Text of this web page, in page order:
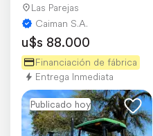
Las Parejas
Caiman S.A.
u$s 88.000
Financiación de fábrica
Entrega Inmediata
Publicado hoy